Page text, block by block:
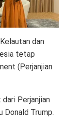
dan
tetap
(Perjanjian
Perjanjian
Donald Trump.